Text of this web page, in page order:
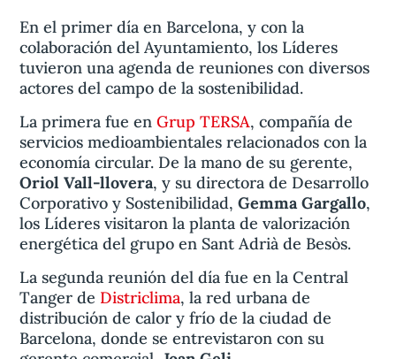
En el primer día en Barcelona, y con la
colaboración del Ayuntamiento, los Líderes
tuvieron una agenda de reuniones con diversos
actores del campo de la sostenibilidad.
La primera fue enGrup TERSA, compañía de
servicios medioambientales relacionados con la
economía circular. De la mano de su gerente,
Oriol Vall-llovera, y su directora de Desarrollo
Corporativo y Sostenibilidad,Gemma Gargallo,
los Líderes visitaron la planta de valorización
energética del grupo en Sant Adrià de Besòs.
La segunda reunión del día fue en la Central
Tanger de Districlima, la red urbana de
distribución de calor y frío de la ciudad de
Barcelona, donde se entrevistaron con su